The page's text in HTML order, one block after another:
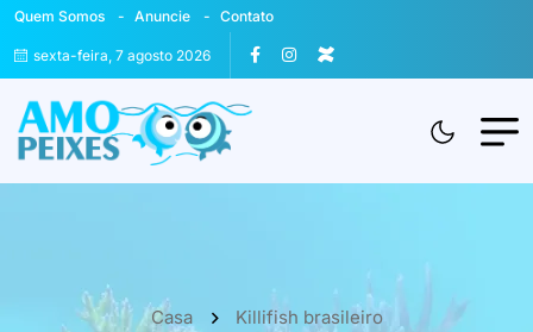
Quem Somos Anuncie Contato
sexta-feira, 7 agosto 2026
Casa Killifish brasileiro